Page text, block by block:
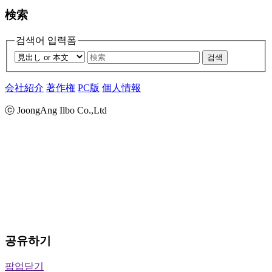
検索
검색어 입력폼
검색
会社紹介 著作権 PC版 個人情報
ⓒ JoongAng Ilbo Co.,Ltd
공유하기
팝업닫기